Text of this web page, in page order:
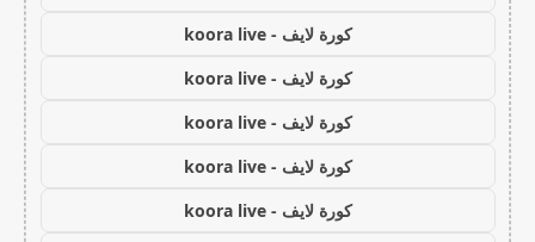
كورة لايف - koora live
كورة لايف - koora live
كورة لايف - koora live
كورة لايف - koora live
كورة لايف - koora live